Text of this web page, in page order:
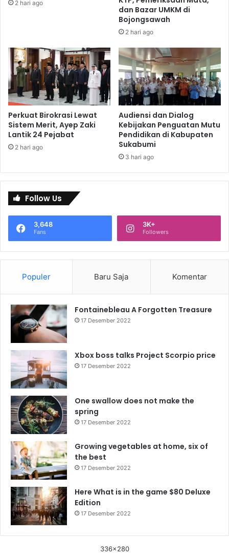
2 hari ago
dan Bazar UMKM di
Bojongsawah
2 hari ago
Perkuat Birokrasi Lewat
Sistem Merit, Ayep Zaki
Lantik 24 Pejabat
2 hari ago
Audiensi dan Dialog
Kebijakan Penguatan Mutu
Pendidikan di Kabupaten
Sukabumi
3 hari ago
Follow Us
3,648
Fans
3K+
Followers
Populer Baru Saja Komentar
Fontainebleau A Forgotten Treasure
17 Desember 2022
Xbox boss talks Project Scorpio price
17 Desember 2022
One swallow does not make the
spring
17 Desember 2022
Growing vegetables at home, six of
the best
17 Desember 2022
Here What is in the game $80 Deluxe
Edition
17 Desember 2022
336x280